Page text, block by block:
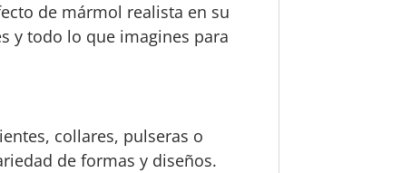
de mármol realista en su
y todo lo que imagines para
collares, pulseras o
de formas y diseños.